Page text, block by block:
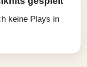
keine Plays in